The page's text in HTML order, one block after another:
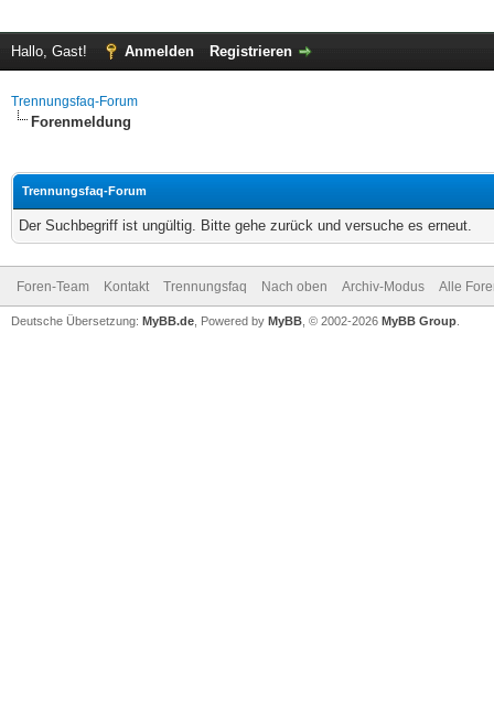
Hallo, Gast! Anmelden Registrieren
Trennungsfaq-Forum
Forenmeldung
Trennungsfaq-Forum
Der Suchbegriff ist ungültig. Bitte gehe zurück und versuche es erneut.
Foren-Team Kontakt Trennungsfaq Nach oben Archiv-Modus Alle
Deutsche Übersetzung: MyBB.de , Powered by MyBB , © 2002-2026 MyBB Group